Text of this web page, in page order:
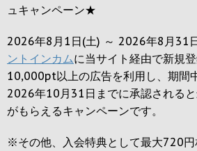
ュキャンペーン★
2026年8月1日(土) ～ 2026年8月31
ントインカムに当サイト経由で新規
10,000pt以上の広告を利用し、期間
2026年10月31日までに承認されると
がもらえるキャンペーンです。
※その他、入会特典として最大720円